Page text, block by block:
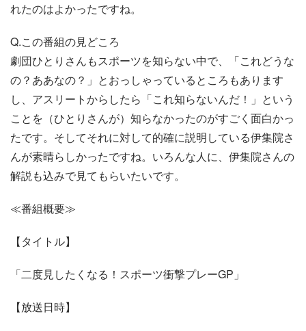
れたのはよかったですね。
Q.この番組の見どころ
劇団ひとりさんもスポーツを知らない中で、「これどうな
の？ああなの？」とおっしゃっているところもあります
し、アスリートからしたら「これ知らないんだ！」という
ことを（ひとりさんが）知らなかったのがすごく面白かっ
たです。そしてそれに対して的確に説明している伊集院さ
んが素晴らしかったですね。いろんな人に、伊集院さんの
解説も込みで見てもらいたいです。
≪番組概要≫
【タイトル】
「二度見したくなる！スポーツ衝撃プレーGP」
【放送日時】